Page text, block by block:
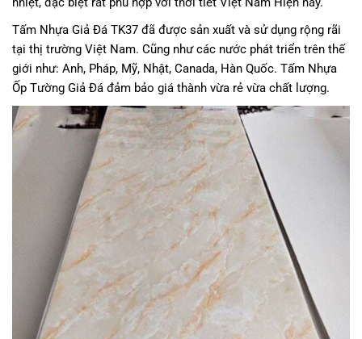
Tấm Nhựa Giả Đá TK37 đã được sản xuất và sử dụng rộng rãi
tại thị trường Việt Nam. Cũng như các nước phát triển trên thế
giới như: Anh, Pháp, Mỹ, Nhật, Canada, Hàn Quốc. Tấm Nhựa
Ốp Tường Giả Đá đảm bảo giá thành vừa rẻ vừa chất lượng.